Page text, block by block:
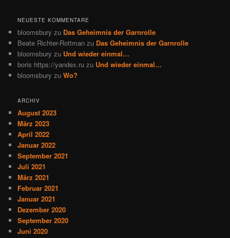
NEUESTE KOMMENTARE
bloomsbury zu Das Geheimnis der Garnrolle
Beate Richter-Rottman zu Das Geheimnis der Garnrolle
bloomsbury zu Und wieder einmal…
boris https://yandex.ru zu Und wieder einmal…
bloomsbury zuWo?
ARCHIV
August 2023
März 2023
April 2022
Januar 2022
September 2021
Juli 2021
März 2021
Februar 2021
Januar 2021
Dezember 2020
September 2020
Juni 2020